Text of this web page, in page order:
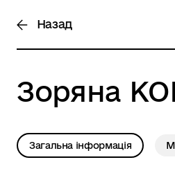
Назад
Зоряна
Загальна інформація